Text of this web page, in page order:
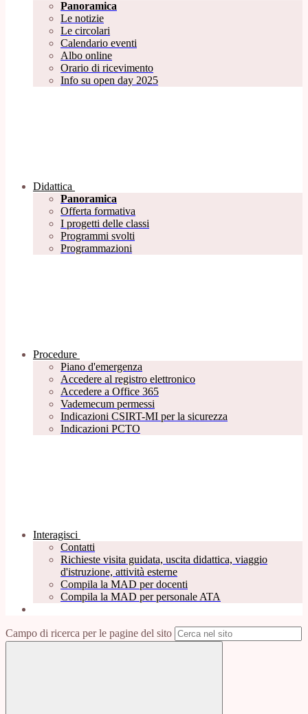
Panoramica
Le notizie
Le circolari
Calendario eventi
Albo online
Orario di ricevimento
Info su open day 2025
Didattica
Panoramica
Offerta formativa
I progetti delle classi
Programmi svolti
Programmazioni
Procedure
Piano d'emergenza
Accedere al registro elettronico
Accedere a Office 365
Vademecum permessi
Indicazioni CSIRT-MI per la sicurezza
Indicazioni PCTO
Interagisci
Contatti
Richieste visita guidata, uscita didattica, viaggio
d'istruzione, attività esterne
Compila la MAD per docenti
Compila la MAD per personale ATA
Campo di ricerca per le pagine del sito